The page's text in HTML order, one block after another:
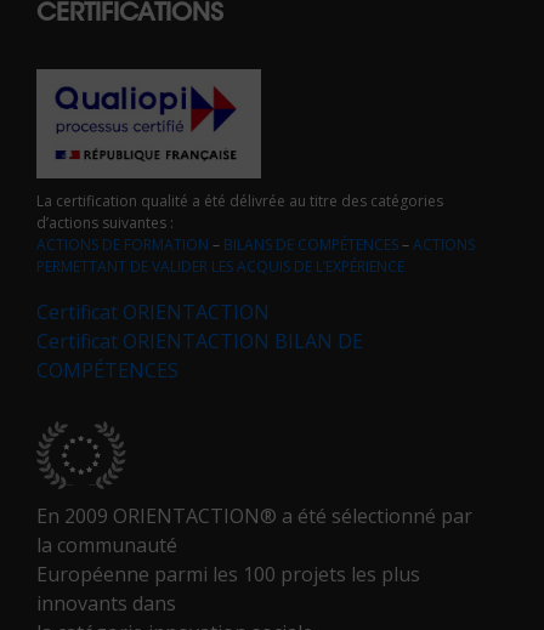
CERTIFICATIONS
La certification qualité a été délivrée au titre des catégories
d’actions suivantes :
ACTIONS DE FORMATION – BILANS DE COMPÉTENCES–ACTIONS
PERMETTANT DE VALIDER LES ACQUIS DE L’EXPÉRIENCE
Certificat ORIENTACTION
Certificat ORIENTACTION BILAN DE
COMPÉTENCES
En 2009 ORIENTACTION® a été sélectionné par
la communauté
Européenne parmi les 100 projets les plus
innovants dans